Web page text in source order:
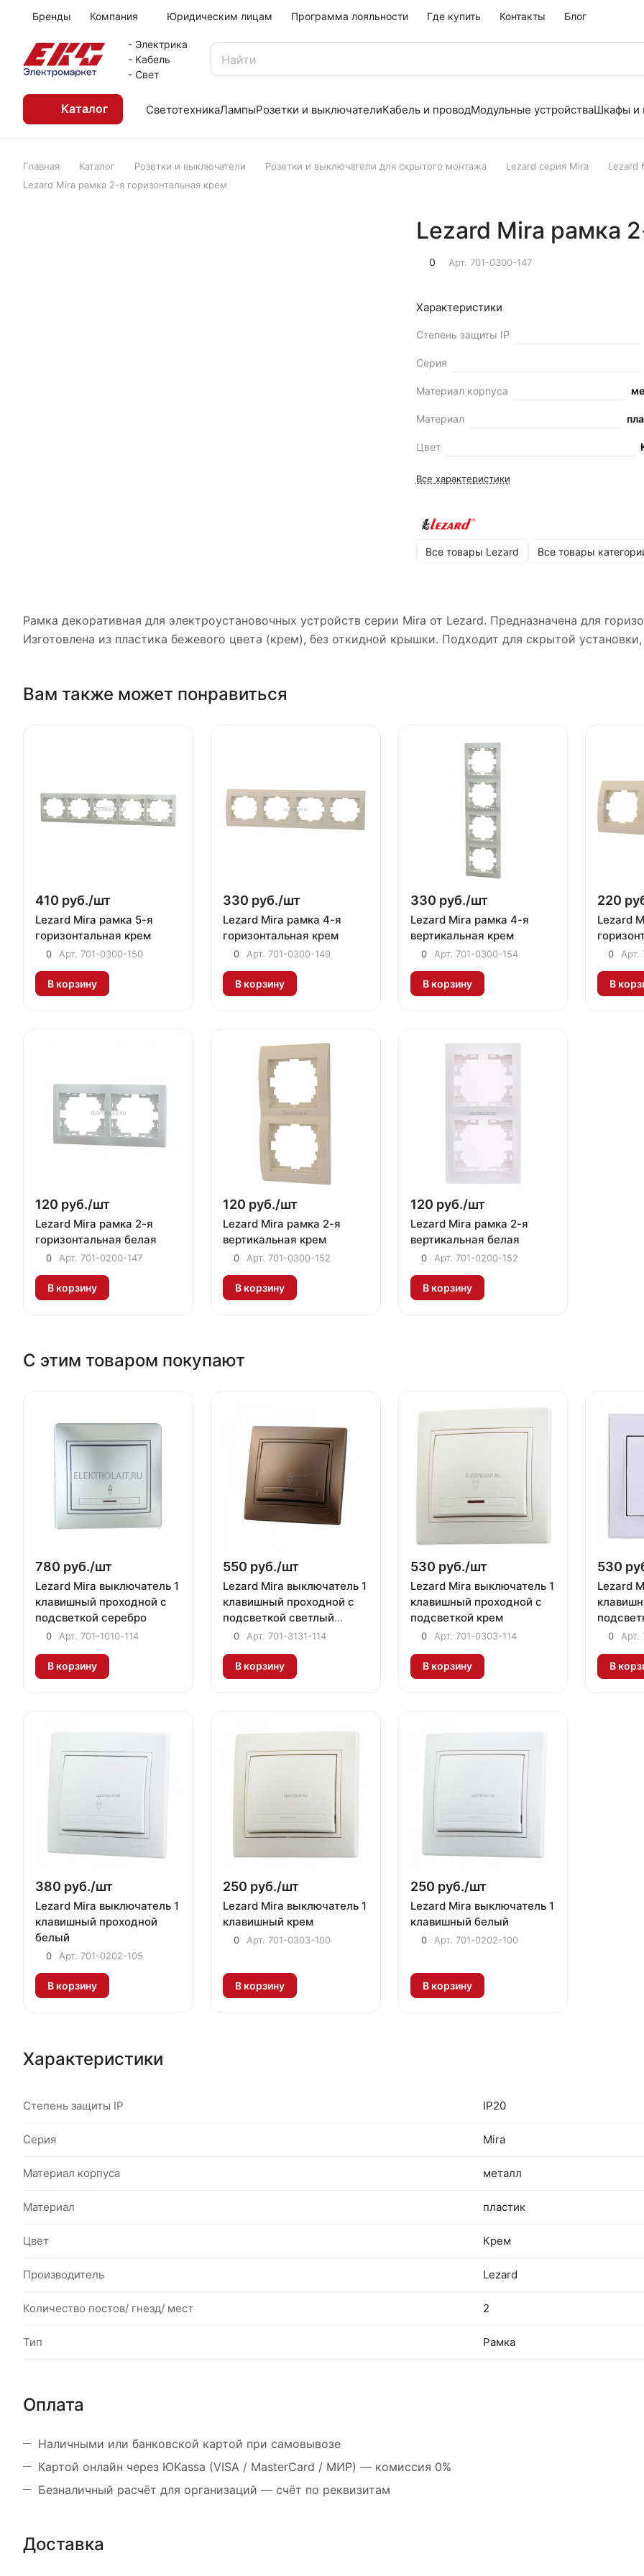
Бренды Компания Юридическим лицам Программа лояльности Где купить Контакты Блог
- Электрика
- Кабель
- Свет
Каталог СветотехникаЛампыРозетки и выключателиКабель и проводМодульные устройстваШкафы и
Главная Каталог Розетки и выключатели Розетки и выключатели для скрытого монтажа Lezard серия Mira Lezard
Lezard Mira рамка 2-я горизонтальная крем
Lezard Mira рамка
0 Арт. 701-0300-147
Характеристики
Степень защиты IP
Серия
Материал корпуса
Материал
Цвет
Все характеристики
Все товары Lezard Все товары
Рамка декоративная для электроустановочных устройств серии Mira от Lezard. Предназначена для
Изготовлена из пластика бежевого цвета (крем), без откидной крышки. Подходит для скрытой
Вам также может понравиться
410 руб./шт
Lezard Mira рамка 5-я
горизонтальная крем
0 Арт. 701-0300-150
В корзину
330 руб./шт
Lezard Mira рамка 4-я
горизонтальная крем
0 Арт. 701-0300-149
В корзину
330 руб./шт
Lezard Mira рамка 4-я
вертикальная крем
0 Арт. 701-0300-154
В корзину
220
Lezard
0 Арт.
В
120 руб./шт
Lezard Mira рамка 2-я
горизонтальная белая
0 Арт. 701-0200-147
В корзину
120 руб./шт
Lezard Mira рамка 2-я
вертикальная крем
0 Арт. 701-0300-152
В корзину
120 руб./шт
Lezard Mira рамка 2-я
вертикальная белая
0 Арт. 701-0200-152
В корзину
С этим товаром покупают
780 руб./шт
Lezard Mira выключатель 1
клавишный проходной с
подсветкой серебро
0 Арт. 701-1010-114
В корзину
550 руб./шт
Lezard Mira выключатель 1
клавишный проходной с
подсветкой светлый
коричневый металлик
0 Арт. 701-3131-114
В корзину
530 руб./шт
Lezard Mira выключатель 1
клавишный проходной с
подсветкой крем
0 Арт. 701-0303-114
В корзину
530
Lezard
0 Арт.
В
380 руб./шт
Lezard Mira выключатель 1
клавишный проходной
белый
0 Арт. 701-0202-105
В корзину
250 руб./шт
Lezard Mira выключатель 1
клавишный крем
0 Арт. 701-0303-100
В корзину
250 руб./шт
Lezard Mira выключатель 1
клавишный белый
0 Арт. 701-0202-100
В корзину
Характеристики
Степень защиты IP IP20
Серия Mira
Материал корпуса металл
Материал пластик
Цвет Крем
Производитель Lezard
Количество постов/ гнезд/ мест 2
Тип Рамка
Оплата
Наличными или банковской картой при самовывозе
Картой онлайн через ЮKassa (VISA / MasterCard / МИР) — комиссия 0%
Безналичный расчёт для организаций — счёт по реквизитам
Доставка